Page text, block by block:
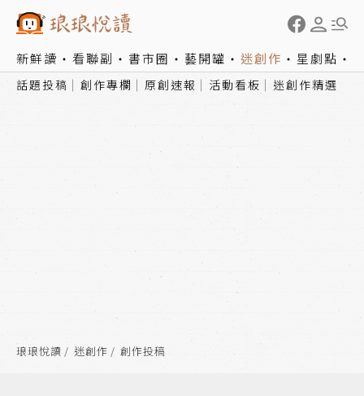
新鮮讀 看聯副 書市圈 藝開罐 迷創作 星劇點
話題投稿 創作專欄 原創速報 活動看板 迷創作精選
琅琅悅讀 迷創作 創作投稿